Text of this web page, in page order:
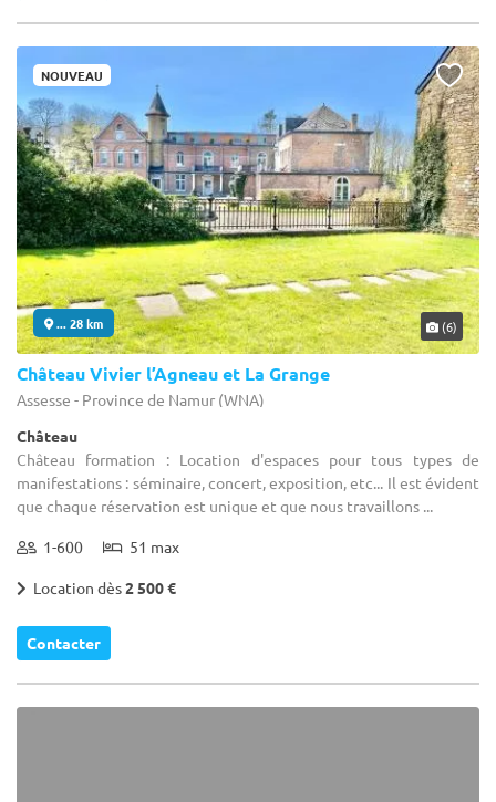
NOUVEAU
... 28 km (6)
Château Vivier l’Agneau et La Grange
Assesse - Province de Namur (WNA)
Château
Château formation : Location d'espaces pour tous types de
manifestations : séminaire, concert, exposition, etc... Il est évident
que chaque réservation est unique et que nous travaillons ...
1-600 51 max
Location dès2 500 €
Contacter